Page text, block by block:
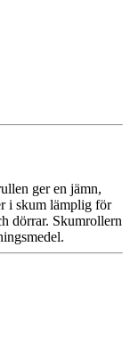
ger en jämn,
i skum lämplig för
dörrar. Skumrollern